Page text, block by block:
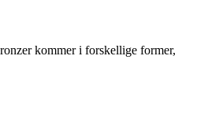
kommer i forskellige former,